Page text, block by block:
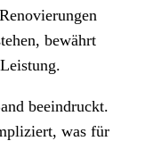
bewährt
beeindruckt.
was für